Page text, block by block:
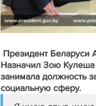
Президент Беларуси
Назначил Зою Кулеша
занимала должность
социальную сферу.